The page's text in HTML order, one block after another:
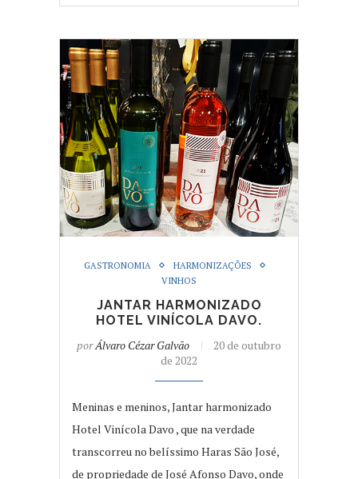
GASTRONOMIA
HARMONIZAÇÕES
VINHOS
JANTAR HARMONIZADO
HOTEL VINÍCOLA DAVO.
porÁlvaro Cézar Galvão
20 de outubro
de 2022
Meninas e meninos, Jantar harmonizado
Hotel Vinícola Davo , que na verdade
transcorreu no belíssimo Haras São José,
de propriedade de José Afonso Davo, onde